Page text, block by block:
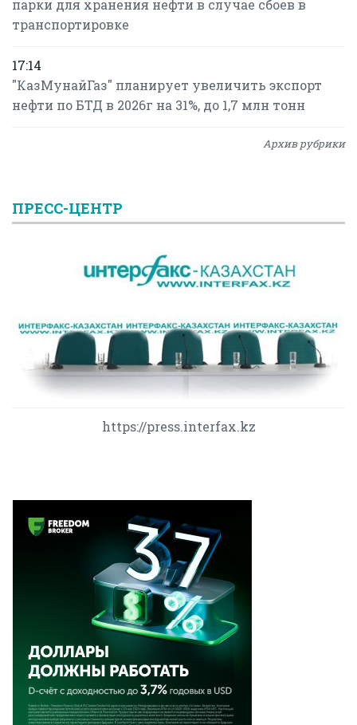
парки для хранения нефти в случае сбоев в
транспортировке
17:14
"КазМунайГаз" планирует увеличить экспорт
нефти по БТД в 2026г на 31%, до 1,7 млн тонн
Архив рубрики
ПРЕСС-ЦЕНТР
https://press.interfax.kz